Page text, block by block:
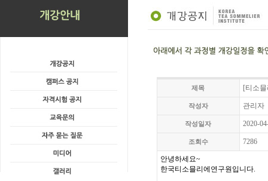
제목 [티소
작성자 관리자
작성일자 2020-
조회수 7286
안녕하세요~
한국티소믈리에연구원입니다.